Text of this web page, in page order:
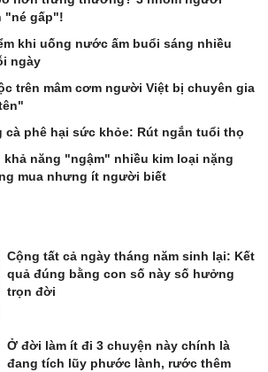
"né gấp"!
khi uống nước ấm buổi sáng nhiều
ngày
trên mâm cơm người Việt bị chuyên gia
cà phê hại sức khỏe: Rút ngắn tuổi thọ
khả năng "ngậm" nhiều kim loại nặng
mua nhưng ít người biết
Cộng tất cả ngày tháng năm sinh lại: Kết
quả đúng bằng con số này số hưởng
trọn đời
Ở đời làm ít đi 3 chuyện này chính là
đang tích lũy phước lành, rước thêm